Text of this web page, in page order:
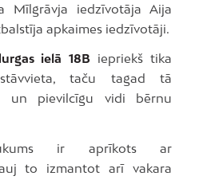
Mīlgrāvja iedzīvotāja Aija
apkaimes iedzīvotāji.
ielā 18B iepriekš tika
taču tagad tā
un pievilcīgu vidi bērnu
ir aprīkots ar
to izmantot arī vakara